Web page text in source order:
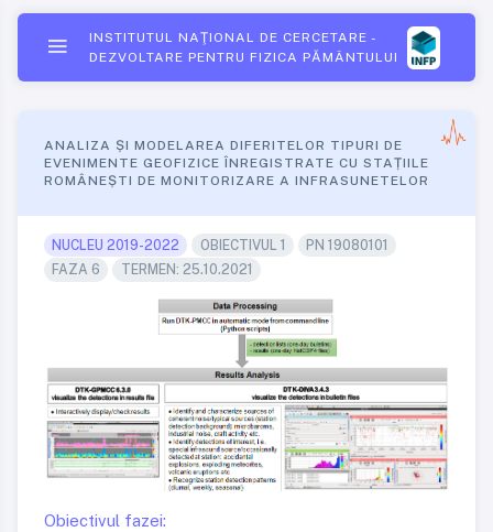
INSTITUTUL NAŢIONAL DE CERCETARE -
DEZVOLTARE PENTRU FIZICA PĂMÂNTULUI
ANALIZA ȘI MODELAREA DIFERITELOR TIPURI DE
EVENIMENTE GEOFIZICE ÎNREGISTRATE CU STAȚIILE
ROMÂNEȘTI DE MONITORIZARE A INFRASUNETELOR
NUCLEU 2019-2022 OBIECTIVUL 1
PN 19080101
FAZA 6
TERMEN: 25.10.2021
Obiectivul fazei: